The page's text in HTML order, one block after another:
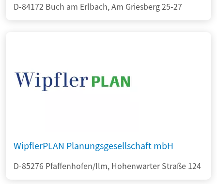
D-84172 Buch am Erlbach, Am Griesberg 25-27
WipflerPLAN Planungsgesellschaft mbH
D-85276 Pfaffenhofen/Ilm, Hohenwarter Straße 124